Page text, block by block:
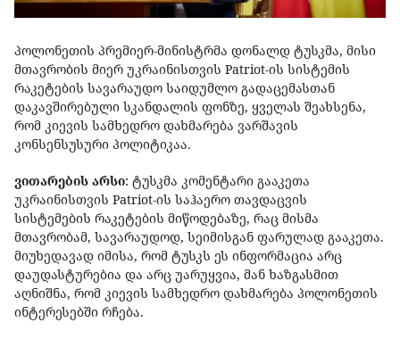
პოლონეთის პრემიერ-მინისტრმა დონალდ ტუსკმა, მისი
მთავრობის მიერ უკრაინისთვის Patriot-ის სისტემის
რაკეტების სავარაუდო საიდუმლო გადაცემასთან
დაკავშირებული სკანდალის ფონზე, ყველას შეახსენა,
რომ კიევის სამხედრო დახმარება ვარშავის
კონსენსუსური პოლიტიკაა.
ვითარების არსი: ტუსკმა კომენტარი გააკეთა
უკრაინისთვის Patriot-ის საჰაერო თავდაცვის
სისტემების რაკეტების მიწოდებაზე, რაც მისმა
მთავრობამ, სავარაუდოდ, სეიმისგან ფარულად გააკეთა.
მიუხედავად იმისა, რომ ტუსკს ეს ინფორმაცია არც
დაუდასტურებია და არც უარუყვია, მან ხაზგასმით
აღნიშნა, რომ კიევის სამხედრო დახმარება პოლონეთის
ინტერესებში რჩება.